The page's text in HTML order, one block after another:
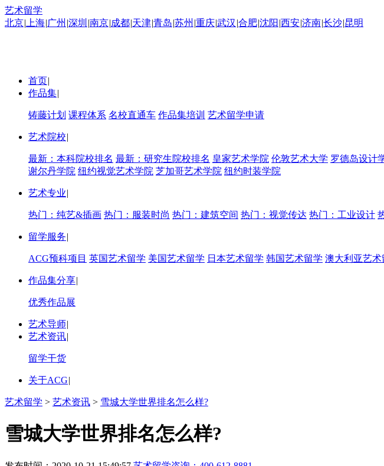
艺术留学
北京| 上海|广州 |深圳 |南京|成都|天津|青岛|苏州 |重庆|武汉 |合肥|沈阳 |西安|济南|长沙|昆明
首页|
作品集|
铸藤计划 课程体系 名校直通车 作品集培训 艺术留学申请
艺术院校|
最新：本科院校排名 最新：研究生院校排名 皇家艺术学院 伦敦艺术大学 罗德岛设计
谢尔丹学院 纽约视觉艺术学院 芝加哥艺术学院 纽约时装学院
艺术专业|
热门：纯艺&插画 热门：服装时尚 热门：建筑空间 热门：视觉传达 热门：工业设计
留学服务|
ACG预科项目 英国艺术留学 美国艺术留学 日本艺术留学 韩国艺术留学 澳大利亚艺术
作品集分享|
优秀作品展
艺术导师|
艺术资讯|
留学干货
关于ACG|
艺术留学 > 艺术资讯 > 雪城大学世界排名怎么样?
雪城大学世界排名怎么样?